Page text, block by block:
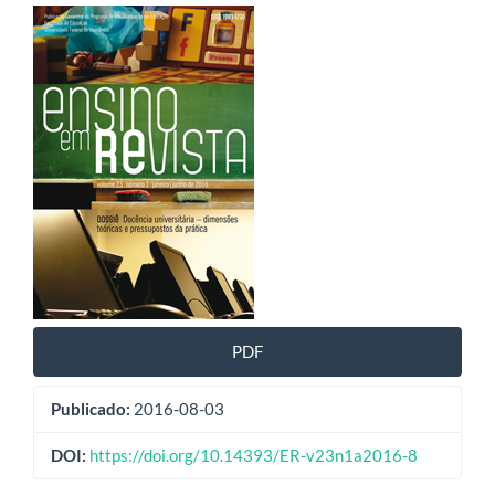
Barra
lateral
de
artigos
PDF
Publicado: 2016-08-03
DOI: https://doi.org/10.14393/ER-v23n1a2016-8